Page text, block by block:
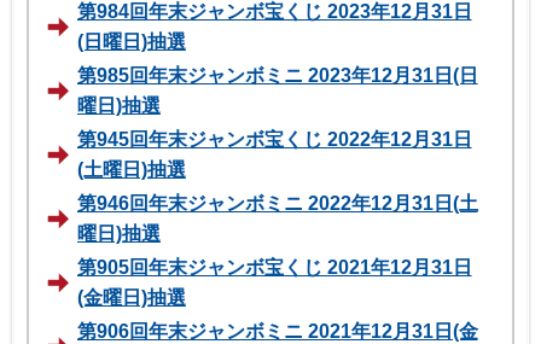
第984回年末ジャンボ宝くじ 2023年12月31日
(日曜日)抽選
第985回年末ジャンボミニ 2023年12月31日(日
曜日)抽選
第945回年末ジャンボ宝くじ 2022年12月31日
(土曜日)抽選
第946回年末ジャンボミニ 2022年12月31日(土
曜日)抽選
第905回年末ジャンボ宝くじ 2021年12月31日
(金曜日)抽選
第906回年末ジャンボミニ 2021年12月31日(金